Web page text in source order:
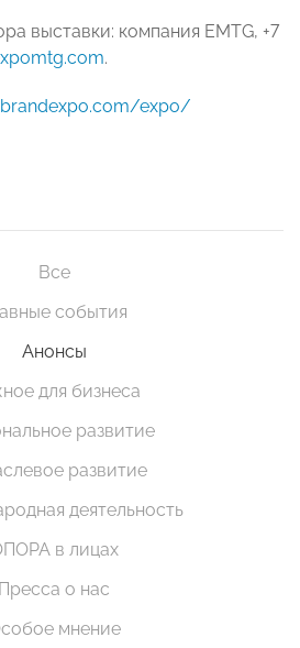
выставки: компания EMTG, +7
.
expo/
Все
события
Анонсы
для бизнеса
развитие
развитие
деятельность
в лицах
Пресса о нас
мнение